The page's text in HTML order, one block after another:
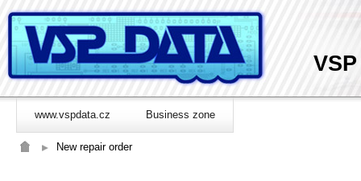
www.vspdata.cz Business zone
New repair order